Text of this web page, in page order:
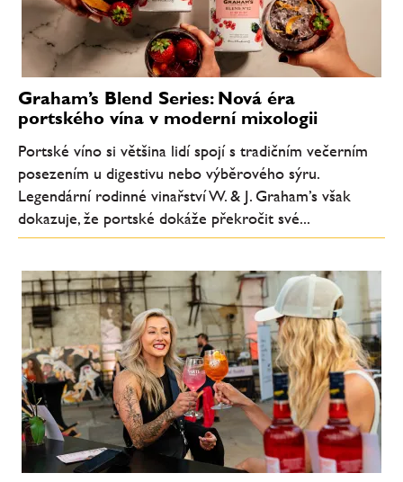
Graham’s Blend Series: Nová éra
portského vína v moderní mixologii
Portské víno si většina lidí spojí s tradičním večerním
posezením u digestivu nebo výběrového sýru.
Legendární rodinné vinařství W. & J. Graham’s však
dokazuje, že portské dokáže překročit své...